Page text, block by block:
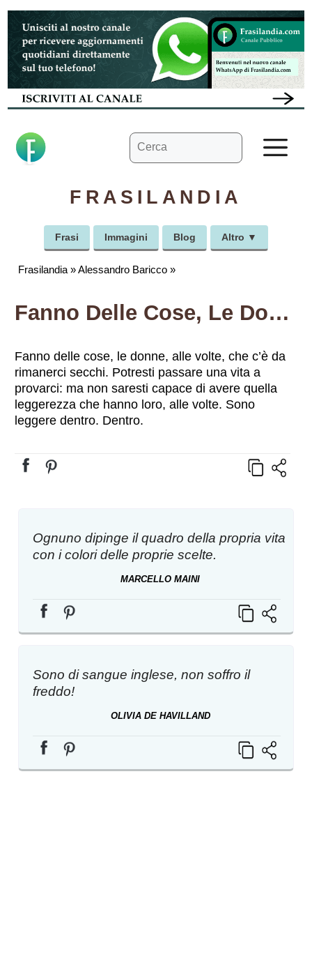
Vai
contenuto
Ricerca
per:
FRASILANDIA
Frasi Immagini Blog Altro ▼
Frasilandia »Alessandro Baricco »
Fanno Delle Cose, Le Donne, Alle Volte, Che C’è Da Rimanerci Secchi. Potresti Passare Una Vita A Provarci: Ma Non Saresti Capace Di Avere Quella Leggerezza Che Hanno Loro, Alle Volte. Sono Leggere Dentro. Dentro.
Fanno delle cose, le donne, alle volte, che c’è da
rimanerci secchi. Potresti passare una vita a
provarci: ma non saresti capace di avere quella
leggerezza che hanno loro, alle volte. Sono
leggere dentro. Dentro.
Ognuno dipinge il quadro della propria vita
con i colori delle proprie scelte.
MARCELLO MAINI
Sono di sangue inglese, non soffro il
freddo!
OLIVIA DE HAVILLAND